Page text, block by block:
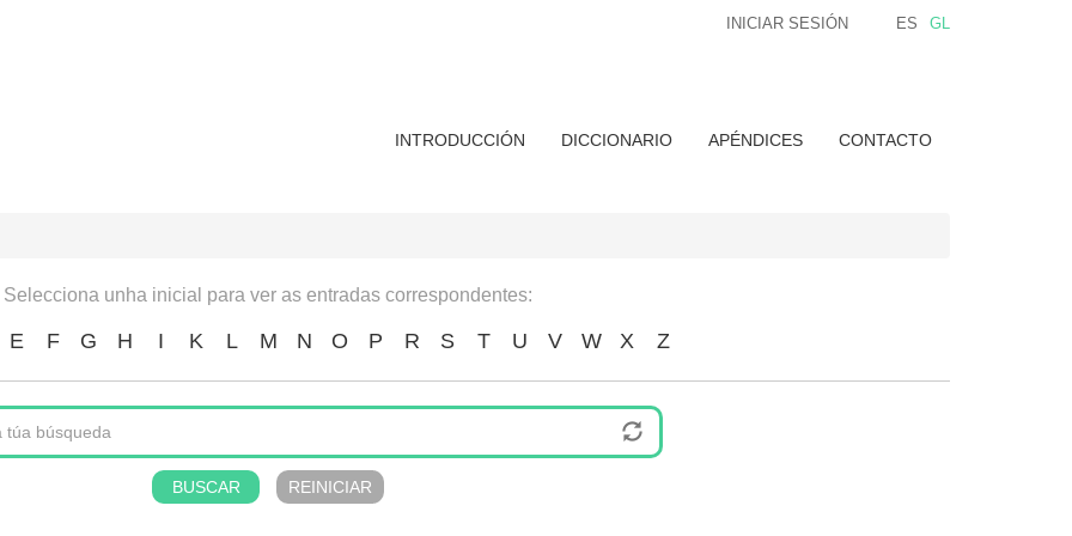
ES GL
INICIAR SESIÓN
INTRODUCCIÓN DICCIONARIO APÉNDICES CONTACTO
Selecciona unha inicial para ver as entradas correspondentes:
E F G H I K L M N O P R S T U V W X Z